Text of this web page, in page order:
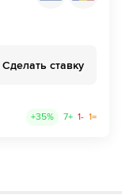
Сделать ставку
+35% 7+ 1- 1=